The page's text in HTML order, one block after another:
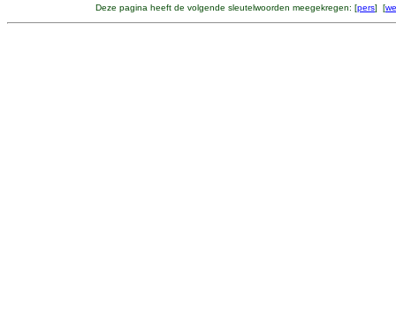
Deze pagina heeft de volgende sleutelwoorden meegekregen: [pers] [